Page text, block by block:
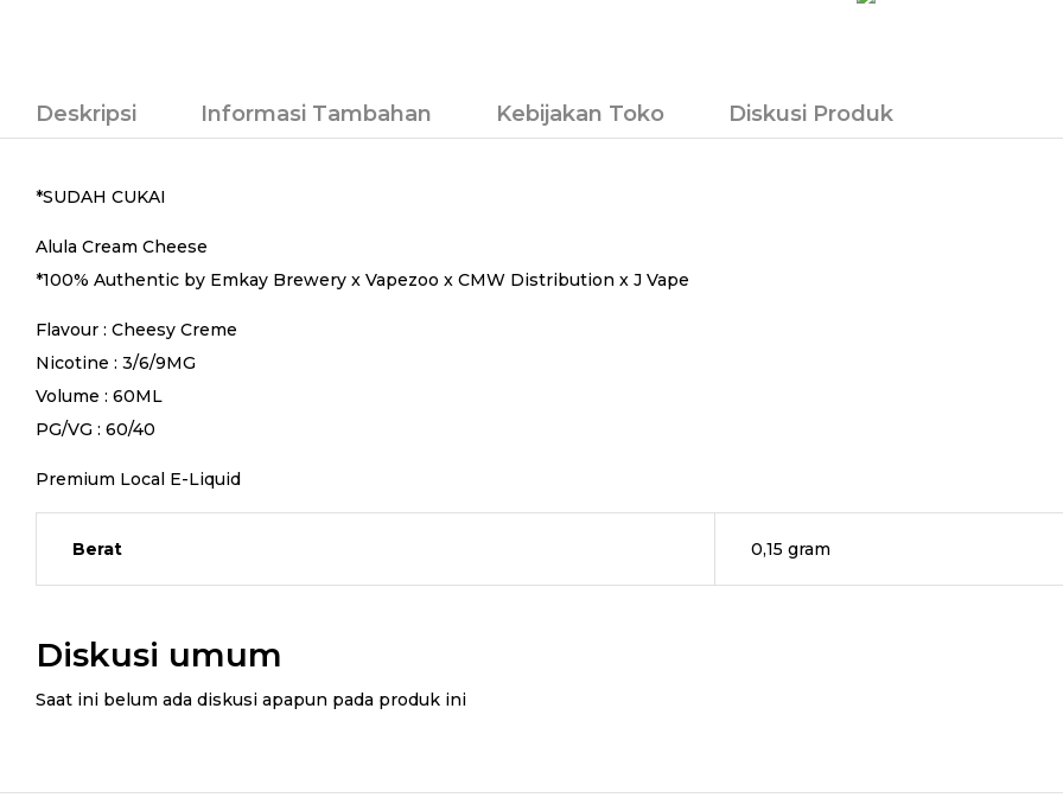
Deskripsi Informasi Tambahan Kebijakan Toko Diskusi Produk
*SUDAH CUKAI
Alula Cream Cheese
*100% Authentic by Emkay Brewery x Vapezoo x CMW Distribution x J Vape
Flavour : Cheesy Creme
Nicotine : 3/6/9MG
Volume : 60ML
PG/VG : 60/40
Premium Local E-Liquid
Berat 0,15 gram
Diskusi umum
Saat ini belum ada diskusi apapun pada produk ini